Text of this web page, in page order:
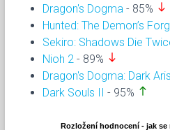
Dragon's Dogma - 85% south
Hunted: The Demon’s
Sekiro: Shadows Die
Nioh 2 - 89% south
Dragon's Dogma: Dark
Dark Souls II - 95% north
Rozložení hodnocení - jak